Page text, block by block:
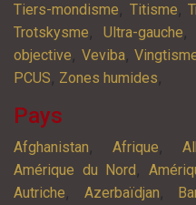
Tiers-mondisme, Titisme,
Trotskysme,Ultra-gauche,
objective, Veviba,
PCUS, Zones humides,
Pays
Afghanistan, Afrique,
Amérique du Nord ,
Autriche, Azerbaïdjan,